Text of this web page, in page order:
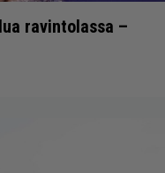
ravintolassa –